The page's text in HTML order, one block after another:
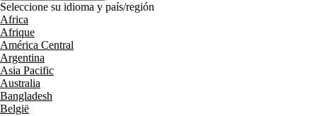
Seleccione su idioma y país/región
Africa
Afrique
América Central
Argentina
Asia Pacific
Australia
Bangladesh
België